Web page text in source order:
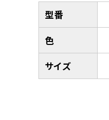
型番
色
サイズ